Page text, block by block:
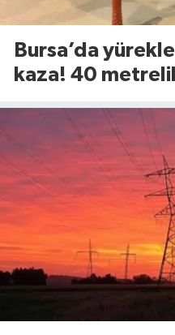
Bursa’da
kaza! 40